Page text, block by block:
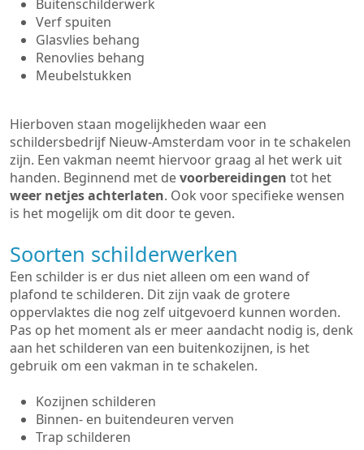
Buitenschilderwerk
Verf spuiten
Glasvlies behang
Renovlies behang
Meubelstukken
Hierboven staan mogelijkheden waar een
schildersbedrijf Nieuw-Amsterdam voor in te schakelen
zijn. Een vakman neemt hiervoor graag al het werk uit
handen. Beginnend met devoorbereidingen tot het
weer netjes achterlaten. Ook voor specifieke wensen
is het mogelijk om dit door te geven.
Soorten schilderwerken
Een schilder is er dus niet alleen om een wand of
plafond te schilderen. Dit zijn vaak de grotere
oppervlaktes die nog zelf uitgevoerd kunnen worden.
Pas op het moment als er meer aandacht nodig is, denk
aan het schilderen van een buitenkozijnen, is het
gebruik om een vakman in te schakelen.
Kozijnen schilderen
Binnen- en buitendeuren verven
Trap schilderen